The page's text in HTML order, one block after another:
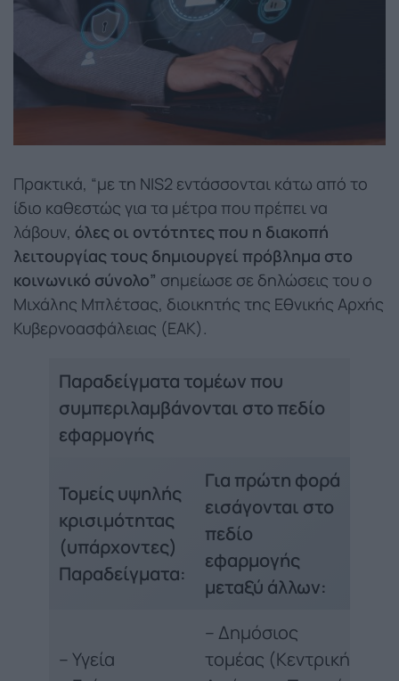
Πρακτικά, “με τη NIS2 εντάσσονται κάτω από το
ίδιο καθεστώς για τα μέτρα που πρέπει να
λάβουν, όλες οι οντότητες που η διακοπή
λειτουργίας τους δημιουργεί πρόβλημα στο
κοινωνικό σύνολο” σημείωσε σε δηλώσεις του ο
Μιχάλης Μπλέτσας, διοικητής της Εθνικής Αρχής
Κυβερνοασφάλειας (ΕΑΚ).
Παραδείγματα τομέων που
συμπεριλαμβάνονται στο πεδίο
εφαρμογής
Τομείς υψηλής
κρισιμότητας
(υπάρχοντες)
Παραδείγματα:
Για πρώτη φορά
εισάγονται στο
πεδίο
εφαρμογής
μεταξύ άλλων:
– Υγεία
– Δημόσιος
τομέας (Κεντρική